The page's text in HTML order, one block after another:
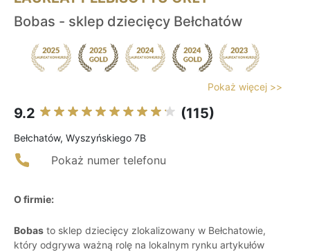
Bobas - sklep dziecięcy Bełchatów
Pokaż więcej >>
9.2 (115)
Bełchatów, Wyszyńskiego 7B
Pokaż numer telefonu
O firmie:
Bobas to sklep dziecięcy zlokalizowany w Bełchatowie,
który odgrywa ważną rolę na lokalnym rynku artykułów